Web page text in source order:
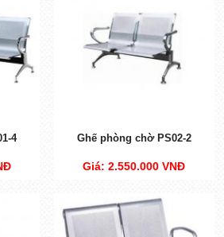
4 Ghế phòng chờ PS02-2
Giá: 2.550.000 VNĐ